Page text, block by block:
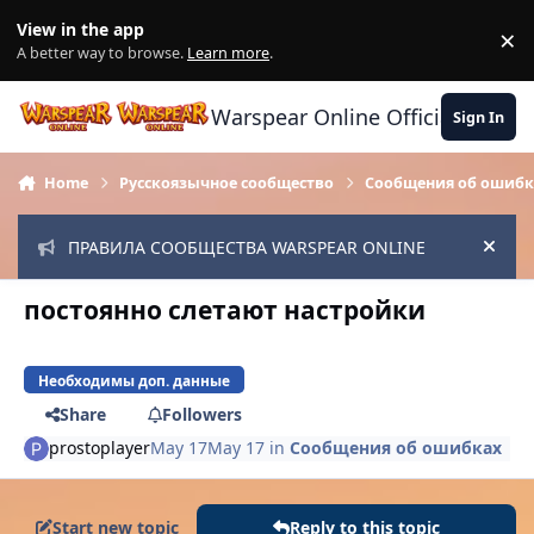
View in the app
A better way to browse. Learn more. ×
Warspear Online Official Forum
Sign In
Home Русскоязычное сообщество Сообщения об
ПРАВИЛА СООБЩЕСТВА WARSPEAR ONLINE Hide
постоянно слетают настройки
Необходимы доп. данные
Share
Followers
prostoplayerMay 17May 17 in Сообщения об ошибках
Start new topic Reply to this topic